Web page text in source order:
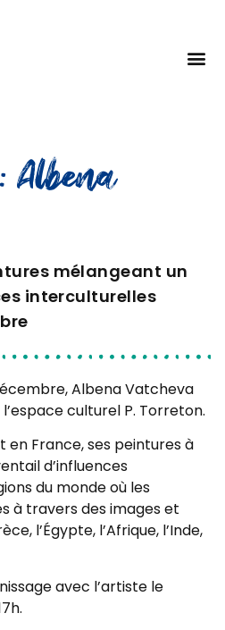
Albena
mélangeant un
interculturelles
Albena Vatcheva
culturel P. Torreton.
France, ses peintures à
d’influences
du monde où les
à travers des images et
l’Égypte, l’Afrique, l’Inde,
avec l’artiste le